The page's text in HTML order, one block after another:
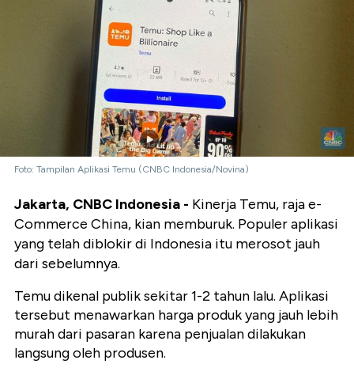
Foto: Tampilan Aplikasi Temu (CNBC Indonesia/Novina)
Jakarta, CNBC Indonesia - Kinerja Temu, raja e-
Commerce China, kian memburuk. Populer aplikasi
yang telah diblokir di Indonesia itu merosot jauh
dari sebelumnya.
Temu dikenal publik sekitar 1-2 tahun lalu. Aplikasi
tersebut menawarkan harga produk yang jauh lebih
murah dari pasaran karena penjualan dilakukan
langsung oleh produsen.